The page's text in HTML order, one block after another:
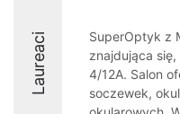
Laureaci
SuperOptyk z
znajdująca
4/12A. Salon
soczewek,